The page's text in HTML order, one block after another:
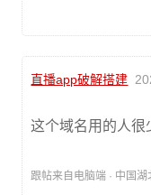
直播app破解搭建
这个域名用的人很
跟帖来自电脑端 · 中国湖